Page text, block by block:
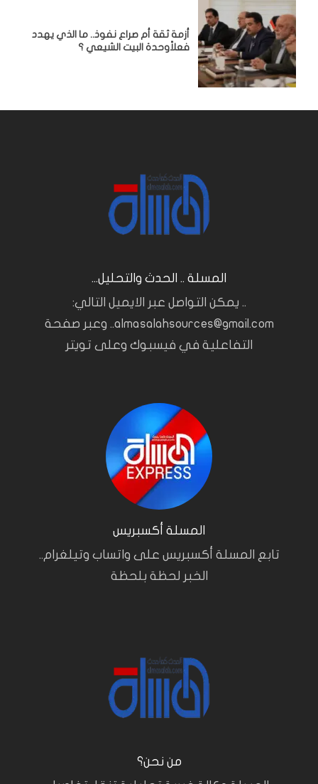
أزمة ثقة أم صراع نفوذ.. ما الذي يهدد
فعلاًوحدة البيت الشيعي ؟
المسلة .. الحدث والتحليل...
.. يمكن التواصل عبر الايميل التالي:
almasalahsources@gmail.com.. وعبر صفحة
التفاعلية في فيسبوك وعلى تويتر
المسلة أكسبريس
تابع المسلة أكسبريس على واتساب وتيلغرام..
الخبر لحظة بلحظة
من نحن؟